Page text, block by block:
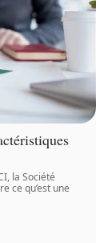
la Société
ce qu’est une